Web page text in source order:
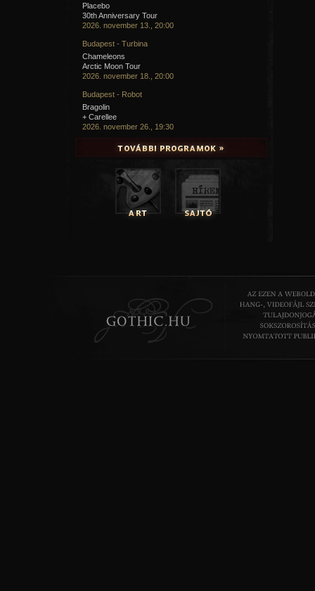
Placebo
30th Anniversary Tour
2026. november 13., 20:00
Budapest - Turbina
Chameleons
Arctic Moon Tour
2026. november 18., 20:00
Budapest - Robot
Bragolin
+ Carellee
2026. november 26., 19:30